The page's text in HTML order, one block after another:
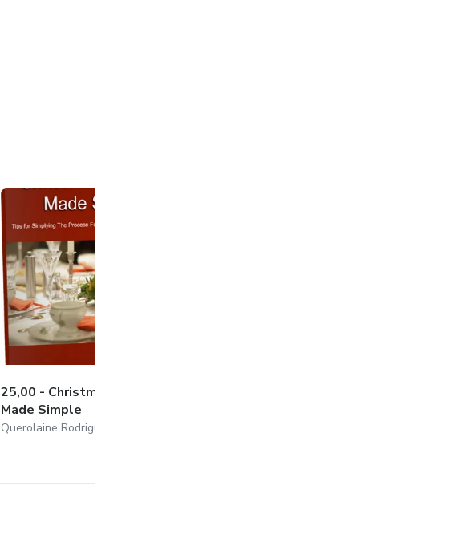
25,00 - Christmas Cooking
Made Simple
Querolaine Rodrigues da Silva